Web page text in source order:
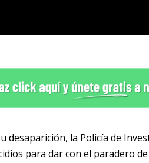
desaparición, la Policía de
para dar con el paradero